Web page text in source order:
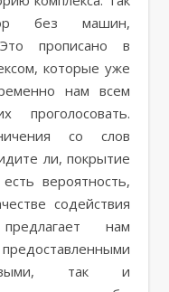
без машин,
прописано в
которые уже
нам всем
со слов
ли, покрытие
вероятность,
содействия
нам
так и